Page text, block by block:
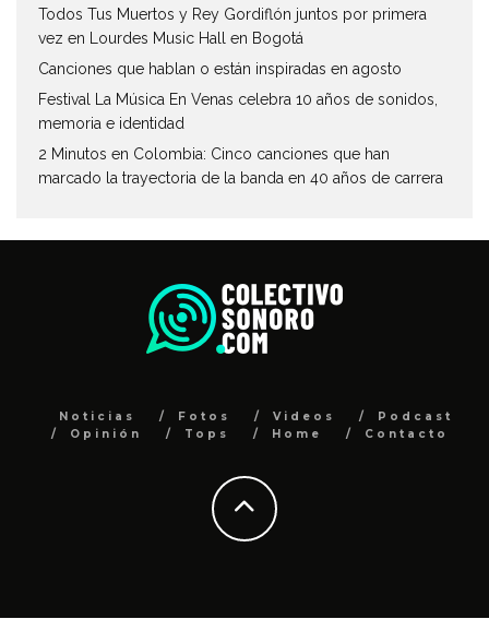
Todos Tus Muertos y Rey Gordiflón juntos por primera
vez en Lourdes Music Hall en Bogotá
Canciones que hablan o están inspiradas en agosto
Festival La Música En Venas celebra 10 años de sonidos,
memoria e identidad
2 Minutos en Colombia: Cinco canciones que han
marcado la trayectoria de la banda en 40 años de carrera
Noticias Fotos Videos
Podcast
Opinión
Tops Home Contacto